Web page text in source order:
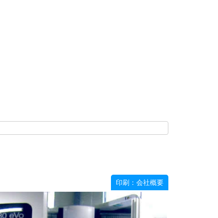
印刷：会社概要